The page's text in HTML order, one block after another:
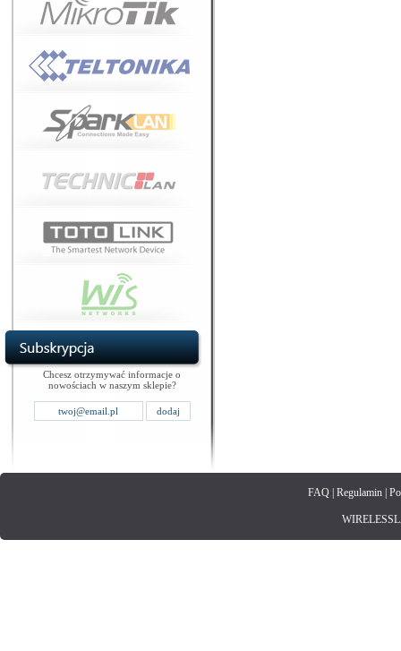
Chcesz otrzymywać informacje o
nowościach w naszym sklepie?
FAQ| Regulamin|